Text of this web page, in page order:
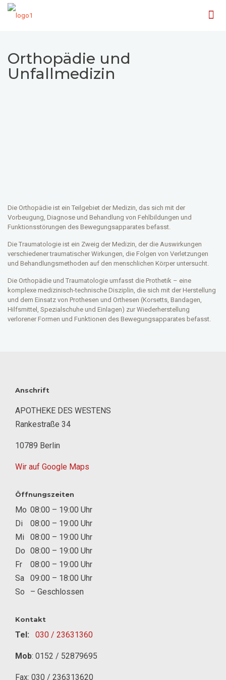
Orthopädie und
Unfallmedizin
Die Orthopädie ist ein Teilgebiet der Medizin, das sich mit der
Vorbeugung, Diagnose und Behandlung von Fehlbildungen und
Funktionsstörungen des Bewegungsapparates befasst.
Die Traumatologie ist ein Zweig der Medizin, der die Auswirkungen
verschiedener traumatischer Wirkungen, die Folgen von Verletzungen
und Behandlungsmethoden auf den menschlichen Körper untersucht.
Die Orthopädie und Traumatologie umfasst die Prothetik – eine
komplexe medizinisch-technische Disziplin, die sich mit der Herstellung
und dem Einsatz von Prothesen und Orthesen (Korsetts, Bandagen,
Hilfsmittel, Spezialschuhe und Einlagen) zur Wiederherstellung
verlorener Formen und Funktionen des Bewegungsapparates befasst.
Anschrift
APOTHEKE DES WESTENS
Rankestraße 34
10789 Berlin
Wir auf Google Maps
Öffnungszeiten
Mo 08:00 – 19:00 Uhr
Di
08:00 – 19:00 Uhr
Mi
08:00 – 19:00 Uhr
Do 08:00 – 19:00 Uhr
Fr
08:00 – 19:00 Uhr
Sa
09:00 – 18:00 Uhr
So
– Geschlossen
Kontakt
Tel: 030 / 23631360
Mob: 0152 / 52879695
Fax: 030 / 236313620